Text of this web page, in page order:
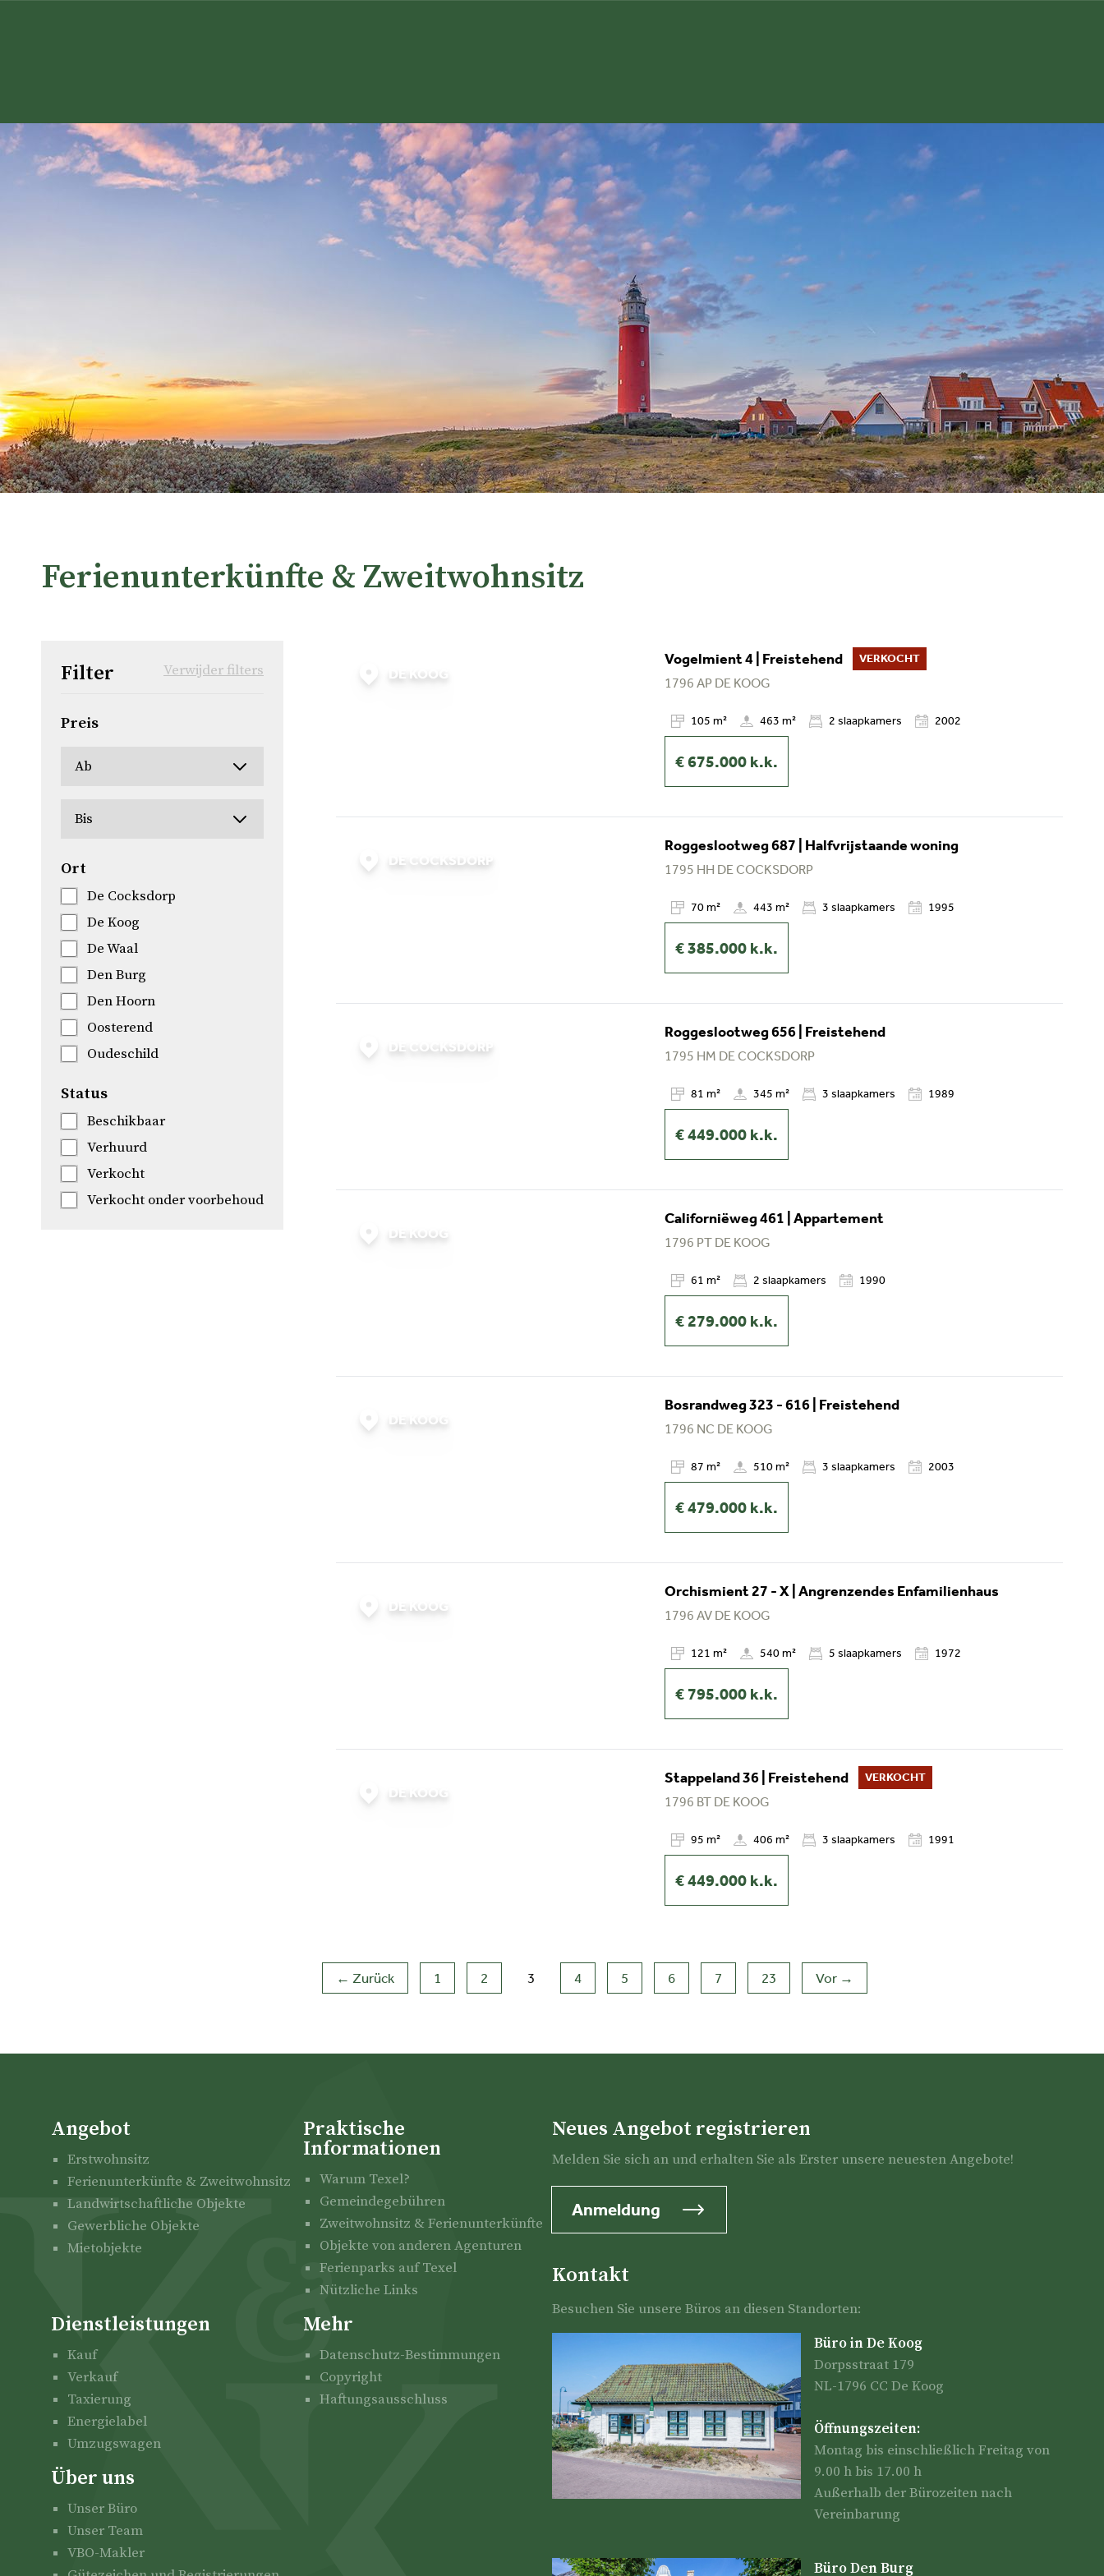
Ferienunterkünfte & Zweitwohnsitz
Filter Verwijder filters
Preis
Ort
De Cocksdorp
De Koog
De Waal
Den Burg
Den Hoorn
Oosterend
Oudeschild
Status
Beschikbaar
Verhuurd
Verkocht
Verkocht onder voorbehoud
DE KOOG
Vogelmient 4 | Freistehend VERKOCHT
1796 AP DE KOOG
105 m² 463 m² 2 slaapkamers 2002
€ 675.000 k.k.
DE COCKSDORP
Roggeslootweg 687 | Halfvrijstaande woning
1795 HH DE COCKSDORP
70 m² 443 m² 3 slaapkamers 1995
€ 385.000 k.k.
DE COCKSDORP
Roggeslootweg 656 | Freistehend
1795 HM DE COCKSDORP
81 m² 345 m² 3 slaapkamers 1989
€ 449.000 k.k.
DE KOOG
Californiëweg 461 | Appartement
1796 PT DE KOOG
61 m² 2 slaapkamers 1990
€ 279.000 k.k.
DE KOOG
Bosrandweg 323 - 616 | Freistehend
1796 NC DE KOOG
87 m² 510 m² 3 slaapkamers 2003
€ 479.000 k.k.
DE KOOG
Orchismient 27 - X | Angrenzendes Enfamilienhaus
1796 AV DE KOOG
121 m² 540 m² 5 slaapkamers 1972
€ 795.000 k.k.
DE KOOG
Stappeland 36 | Freistehend VERKOCHT
1796 BT DE KOOG
95 m² 406 m² 3 slaapkamers 1991
€ 449.000 k.k.
← Zurück 1 2 3 (aktuell)
4 5 6 7 23 Vor →
Angebot
Erstwohnsitz
Ferienunterkünfte & Zweitwohnsitz
Landwirtschaftliche Objekte
Gewerbliche Objekte
Mietobjekte
Praktische
Informationen
Warum Texel?
Gemeindegebühren
Zweitwohnsitz & Ferienunterkünfte
Objekte von anderen Agenturen
Ferienparks auf Texel
Nützliche Links
Dienstleistungen
Kauf
Verkauf
Taxierung
Energielabel
Umzugswagen
Mehr
Datenschutz-Bestimmungen
Copyright
Haftungsausschluss
Über uns
Unser Büro
Unser Team
VBO-Makler
Neues Angebot registrieren
Melden Sie sich an und erhalten Sie als Erster unsere neuesten Angebote!
Anmeldung
Kontakt
Besuchen Sie unsere Büros an diesen Standorten:
Büro in De Koog
Dorpsstraat 179
NL-1796 CC De Koog
Öffnungszeiten:
Montag bis einschließlich Freitag von
9.00 h bis 17.00 h
Außerhalb der Bürozeiten nach
Vereinbarung
Büro Den Burg